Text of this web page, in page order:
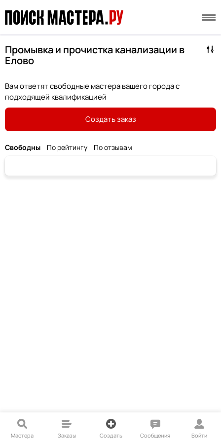
Промывка и прочистка канализации в
Елово
Вам ответят свободные мастера вашего города с
подходящей квалификацией
Создать заказ
Свободны По рейтингу По отзывам
Мастера Заказы Создать Сообщения Войти